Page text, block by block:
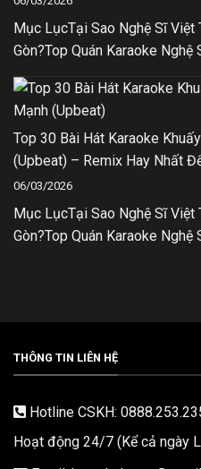
Mục LụcTại Sao Nghệ Sĩ Việt
Gòn?Top Quán Karaoke Nghệ
Top 30 Bài Hát Karaoke
(Upbeat) – Remix Hay Nhất
06/03/2026
Mục LụcTại Sao Nghệ Sĩ Việt
Gòn?Top Quán Karaoke Nghệ
THÔNG TIN LIÊN HỆ
Hotline CSKH:
Hoạt động 24/7 (Kể cả ngày